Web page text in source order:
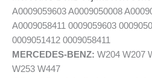
A0009059603 A0009050008
A0009058411 0009059603
0009051412 0009058411
MERCEDES-BENZ: W204 W207
W253 W447